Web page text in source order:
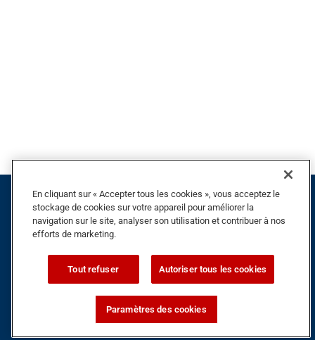
En cliquant sur « Accepter tous les cookies », vous acceptez le
stockage de cookies sur votre appareil pour améliorer la
navigation sur le site, analyser son utilisation et contribuer à nos
efforts de marketing.
Tout refuser Autoriser tous les cookies
Paramètres des cookies